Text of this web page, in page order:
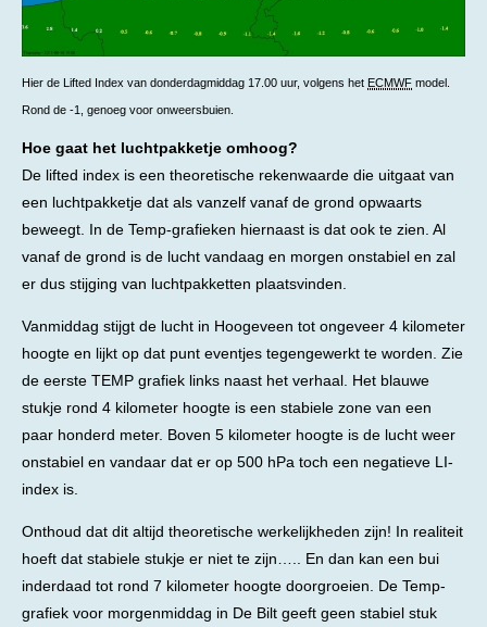
Hier de Lifted Index van donderdagmiddag 17.00 uur, volgens het ECMWF model.
Rond de -1, genoeg voor onweersbuien.
Hoe gaat het luchtpakketje omhoog?
De lifted index is een theoretische rekenwaarde die uitgaat van
een luchtpakketje dat als vanzelf vanaf de grond opwaarts
beweegt. In de Temp-grafieken hiernaast is dat ook te zien. Al
vanaf de grond is de lucht vandaag en morgen onstabiel en zal
er dus stijging van luchtpakketten plaatsvinden.
Vanmiddag stijgt de lucht in Hoogeveen tot ongeveer 4 kilometer
hoogte en lijkt op dat punt eventjes tegengewerkt te worden. Zie
de eerste TEMP grafiek links naast het verhaal. Het blauwe
stukje rond 4 kilometer hoogte is een stabiele zone van een
paar honderd meter. Boven 5 kilometer hoogte is de lucht weer
onstabiel en vandaar dat er op 500 hPa toch een negatieve LI-
index is.
Onthoud dat dit altijd theoretische werkelijkheden zijn! In realiteit
hoeft dat stabiele stukje er niet te zijn….. En dan kan een bui
inderdaad tot rond 7 kilometer hoogte doorgroeien. De Temp-
grafiek voor morgenmiddag in De Bilt geeft geen stabiel stuk